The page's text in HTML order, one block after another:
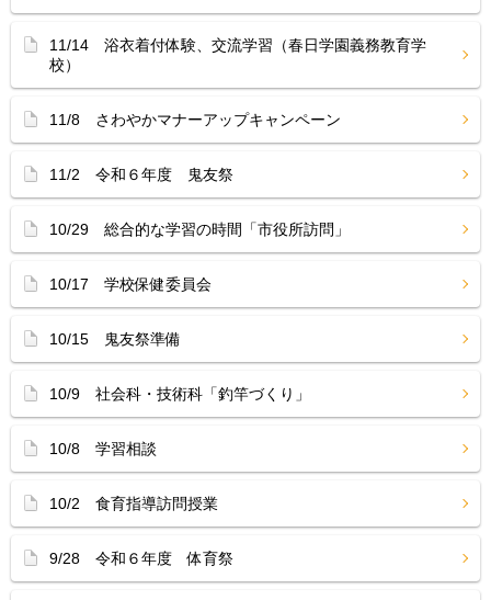
11/14 浴衣着付体験、交流学習（春日学園義務教育学
校）
11/8 さわやかマナーアップキャンペーン
11/2 令和６年度 鬼友祭
10/29 総合的な学習の時間「市役所訪問」
10/17 学校保健委員会
10/15 鬼友祭準備
10/9 社会科・技術科「釣竿づくり」
10/8 学習相談
10/2 食育指導訪問授業
9/28 令和６年度 体育祭